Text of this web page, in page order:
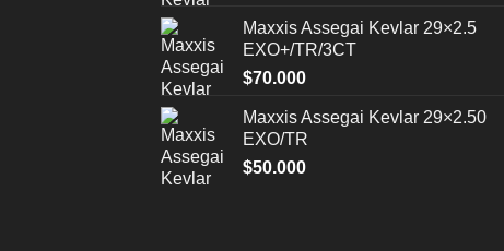
Maxxis Assegai Kevlar 29×2.5
EXO+/TR/3CT
$70.000
Maxxis Assegai Kevlar 29×2.50
EXO/TR
$50.000